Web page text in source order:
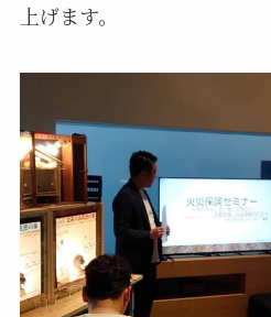
上げます。